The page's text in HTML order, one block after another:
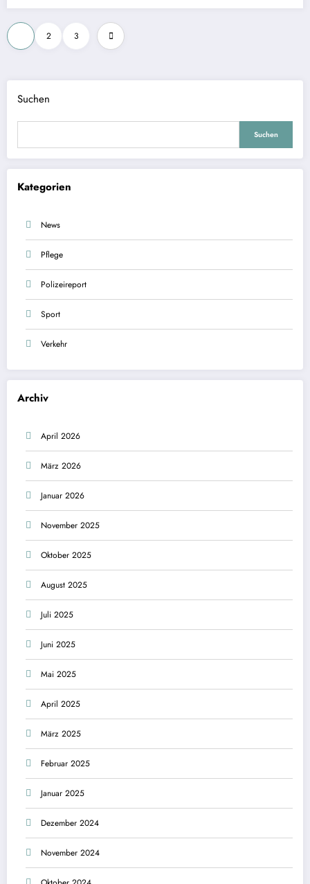
Seitennummerierung
der
Beiträge
2 3
Suchen
Suchen
Kategorien
News
Pflege
Polizeireport
Sport
Verkehr
Archiv
April 2026
März 2026
Januar 2026
November 2025
Oktober 2025
August 2025
Juli 2025
Juni 2025
Mai 2025
April 2025
März 2025
Februar 2025
Januar 2025
Dezember 2024
November 2024